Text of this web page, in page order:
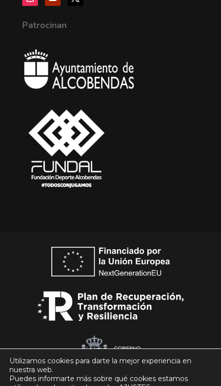
Patrocinan
Utilizamos cookies para darte la mejor experiencia en
nuestra web.
Puedes informarte más sobre qué cookies estamos